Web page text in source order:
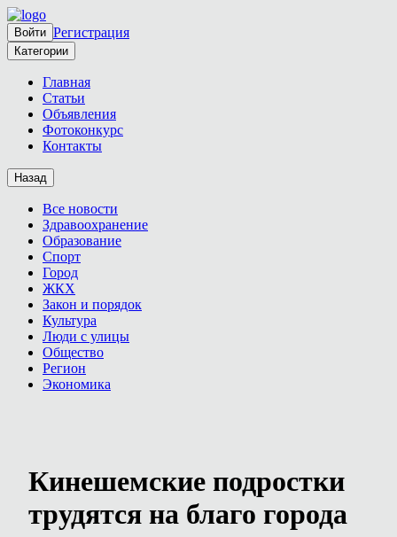
Войти Регистрация
Категории
Главная
Статьи
Объявления
Фотоконкурс
Контакты
Назад
Все новости
Здравоохранение
Образование
Спорт
Город
ЖКХ
Закон и порядок
Культура
Люди с улицы
Общество
Регион
Экономика
Кинешемские подростки
трудятся на благо города